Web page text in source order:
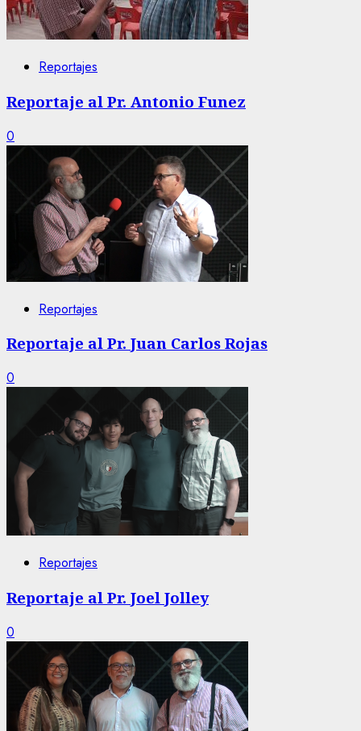
Reportajes
Reportaje al Pr. Antonio Funez
0
Reportajes
Reportaje al Pr. Juan Carlos Rojas
0
Reportajes
Reportaje al Pr. Joel Jolley
0